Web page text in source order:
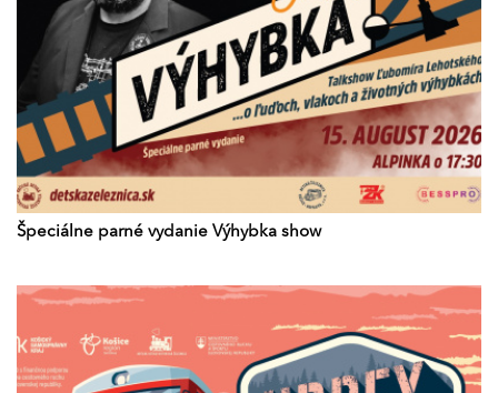
Špeciálne parné vydanie Výhybka show